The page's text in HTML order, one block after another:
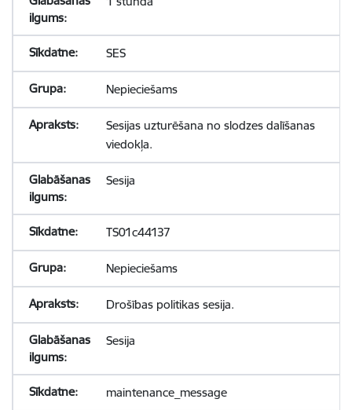
SES
Nepieciešams
Sesijas uzturēšana no slodzes dalīšanas
viedokļa.
Sesija
TS01c44137
Nepieciešams
Drošības politikas sesija.
Sesija
maintenance_message